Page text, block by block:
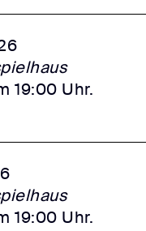
19:00 Uhr.
19:00 Uhr.